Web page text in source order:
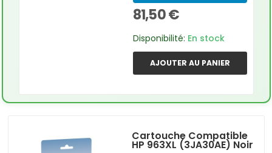
81,50 €
Disponibilité: En stock
AJOUTER AU PANIER
Cartouche Compatible
HP 963XL (3JA30AE) Noir